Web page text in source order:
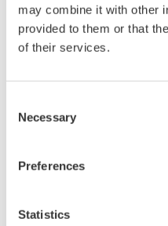
may combine it with other
provided to them or that
of their services.
Selection
Necessary
Preferences
Statistics